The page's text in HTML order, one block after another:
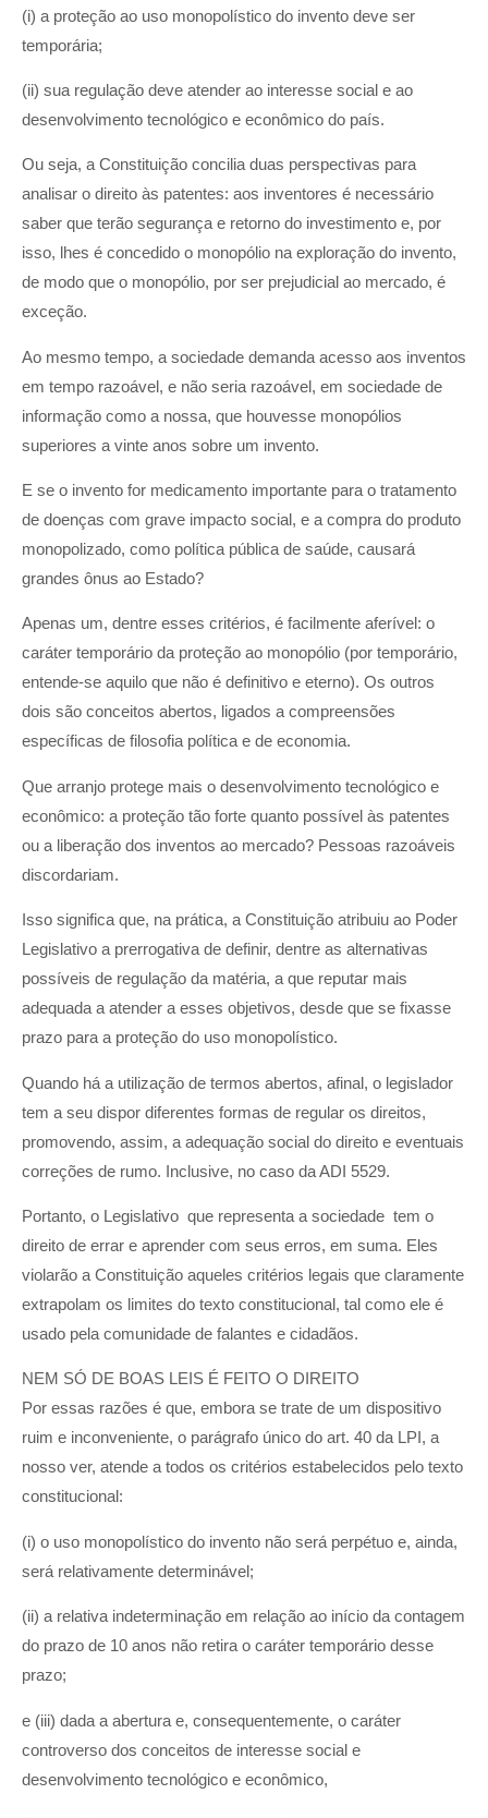
(i) a proteção ao uso monopolístico do invento deve ser
temporária;
(ii) sua regulação deve atender ao interesse social e ao
desenvolvimento tecnológico e econômico do país.
Ou seja, a Constituição concilia duas perspectivas para
analisar o direito às patentes: aos inventores é necessário
saber que terão segurança e retorno do investimento e, por
isso, lhes é concedido o monopólio na exploração do invento,
de modo que o monopólio, por ser prejudicial ao mercado, é
exceção.
Ao mesmo tempo, a sociedade demanda acesso aos inventos
em tempo razoável, e não seria razoável, em sociedade de
informação como a nossa, que houvesse monopólios
superiores a vinte anos sobre um invento.
E se o invento for medicamento importante para o tratamento
de doenças com grave impacto social, e a compra do produto
monopolizado, como política pública de saúde, causará
grandes ônus ao Estado?
Apenas um, dentre esses critérios, é facilmente aferível: o
caráter temporário da proteção ao monopólio (por temporário,
entende-se aquilo que não é definitivo e eterno). Os outros
dois são conceitos abertos, ligados a compreensões
específicas de filosofia política e de economia.
Que arranjo protege mais o desenvolvimento tecnológico e
econômico: a proteção tão forte quanto possível às patentes
ou a liberação dos inventos ao mercado? Pessoas razoáveis
discordariam.
Isso significa que, na prática, a Constituição atribuiu ao Poder
Legislativo a prerrogativa de definir, dentre as alternativas
possíveis de regulação da matéria, a que reputar mais
adequada a atender a esses objetivos, desde que se fixasse
prazo para a proteção do uso monopolístico.
Quando há a utilização de termos abertos, afinal, o legislador
tem a seu dispor diferentes formas de regular os direitos,
promovendo, assim, a adequação social do direito e eventuais
correções de rumo. Inclusive, no caso da ADI 5529.
Portanto, o Legislativo  que representa a sociedade  tem o
direito de errar e aprender com seus erros, em suma. Eles
violarão a Constituição aqueles critérios legais que claramente
extrapolam os limites do texto constitucional, tal como ele é
usado pela comunidade de falantes e cidadãos.
NEM SÓ DE BOAS LEIS É FEITO O DIREITO
Por essas razões é que, embora se trate de um dispositivo
ruim e inconveniente, o parágrafo único do art. 40 da LPI, a
nosso ver, atende a todos os critérios estabelecidos pelo texto
constitucional:
(i) o uso monopolístico do invento não será perpétuo e, ainda,
será relativamente determinável;
(ii) a relativa indeterminação em relação ao início da contagem
do prazo de 10 anos não retira o caráter temporário desse
prazo;
e (iii) dada a abertura e, consequentemente, o caráter
controverso dos conceitos de interesse social e
desenvolvimento tecnológico e econômico,